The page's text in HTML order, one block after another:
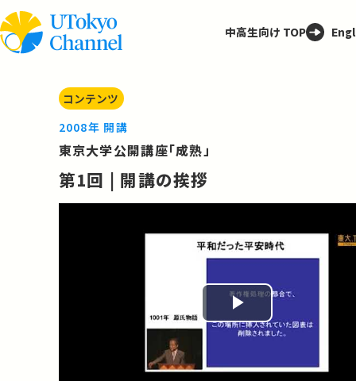
中高生向け TOP
コンテンツ
2008年 開講
東京大学公開講座「成熟」
第1回 | 開講の挨拶
Play